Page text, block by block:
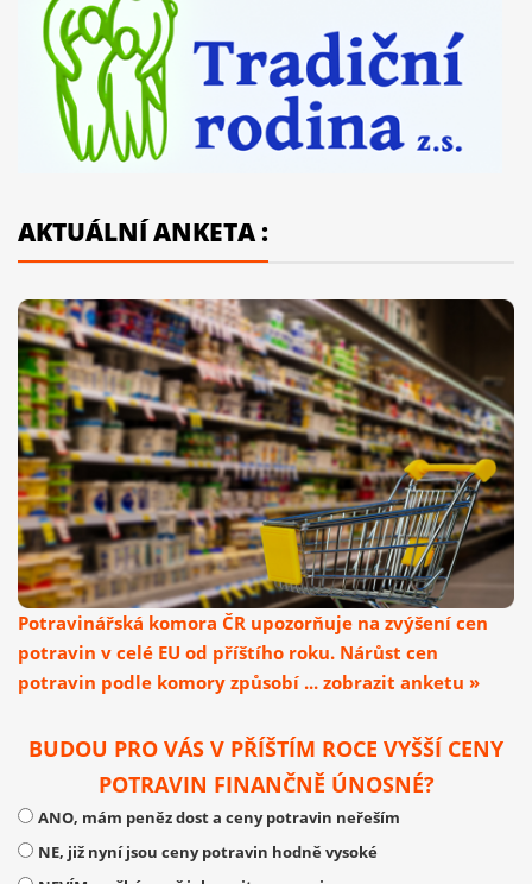
AKTUÁLNÍ ANKETA :
Potravinářská komora ČR upozorňuje na zvýšení cen
potravin v celé EU od příštího roku. Nárůst cen
potravin podle komory způsobí ... zobrazit anketu »
BUDOU PRO VÁS V PŘÍŠTÍM ROCE VYŠŠÍ CENY
POTRAVIN FINANČNĚ ÚNOSNÉ?
ANO, mám peněz dost a ceny potravin neřeším
NE, již nyní jsou ceny potravin hodně vysoké